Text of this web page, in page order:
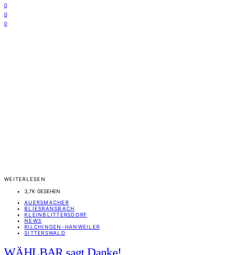
0
0
0
WEITERLESEN
3,7K GESEHEN
AUERSMACHER
BLIESRANSBACH
KLEINBLITTERSDORF
NEWS
RILCHINGEN-HANWEILER
SITTERSWALD